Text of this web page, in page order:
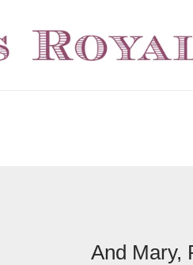
And Mary,